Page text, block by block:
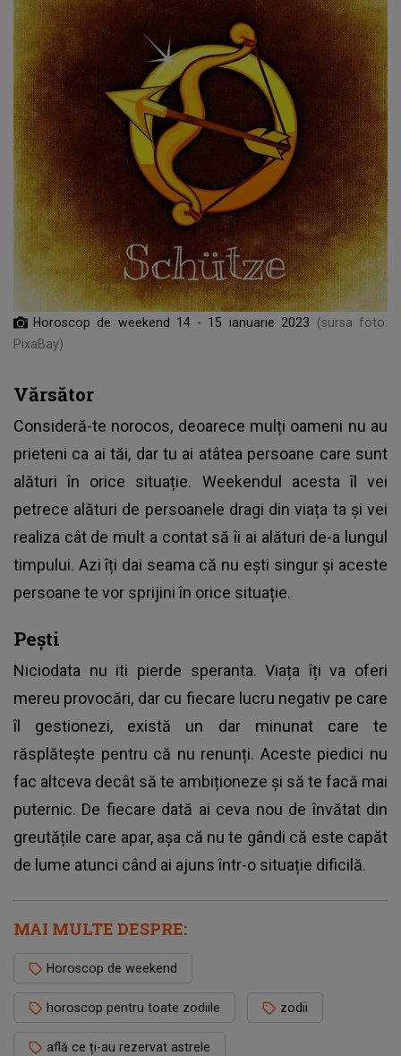
Horoscop de weekend 14 - 15 ianuarie 2023
(sursa foto:
PixaBay)
Vărsător
Consideră-te norocos, deoarece mulți oameni nu au
prieteni ca ai tăi, dar tu ai atâtea persoane care sunt
alături în orice situație. Weekendul acesta îl vei
petrece alături de persoanele dragi din viața ta și vei
realiza cât de mult a contat să îi ai alături de-a lungul
timpului. Azi îți dai seama că nu ești singur și aceste
persoane te vor sprijini în orice situație.
Pești
Niciodata nu iti pierde speranta. Viața îți va oferi
mereu provocări, dar cu fiecare lucru negativ pe care
îl gestionezi, există un dar minunat care te
răsplătește pentru că nu renunți. Aceste piedici nu
fac altceva decât să te ambiționeze și să te facă mai
puternic. De fiecare dată ai ceva nou de învătat din
greutățile care apar, așa că nu te gândi că este capăt
de lume atunci când ai ajuns într-o situație dificilă.
MAI MULTE DESPRE:
Horoscop de weekend
horoscop pentru toate zodiile zodii
află ce ți-au rezervat astrele